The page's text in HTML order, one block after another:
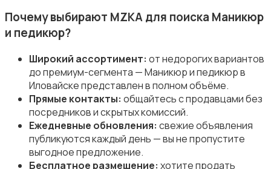
Средства для гигиены
Почему выбирают MZKA для поиска Маникюр
и педикюр?
Широкий ассортимент: от недорогих вариантов
до премиум-сегмента — Маникюр и педикюр в
Иловайске представлен в полном объёме.
Прямые контакты: общайтесь с продавцами без
посредников и скрытых комиссий.
Ежедневные обновления: свежие объявления
публикуются каждый день — вы не пропустите
выгодное предложение.
Бесплатное размещение: хотите продать